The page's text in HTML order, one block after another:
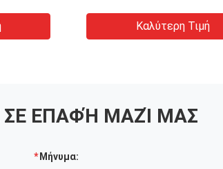
Καλύτερη Τιμή
ΣΕ ΕΠΑΦΉ ΜΑΖΊ ΜΑΣ
Μήνυμα: